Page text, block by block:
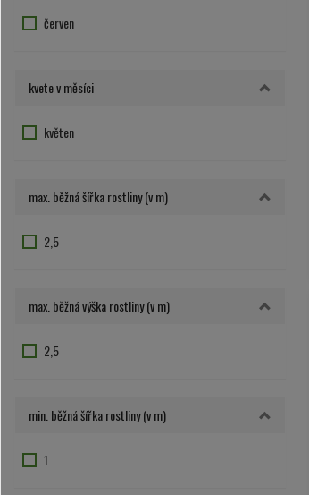
červen
kvete v měsíci
květen
max. běžná šířka rostliny (v m)
2,5
max. běžná výška rostliny (v m)
2,5
min. běžná šířka rostliny (v m)
1